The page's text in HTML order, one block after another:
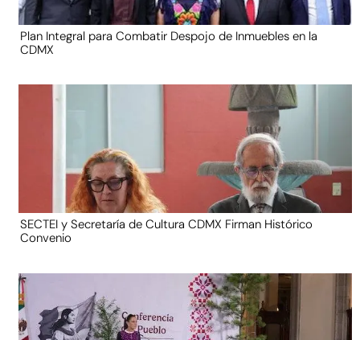
Plan Integral para Combatir Despojo de Inmuebles en la
CDMX
SECTEI y Secretaría de Cultura CDMX Firman Histórico
Convenio